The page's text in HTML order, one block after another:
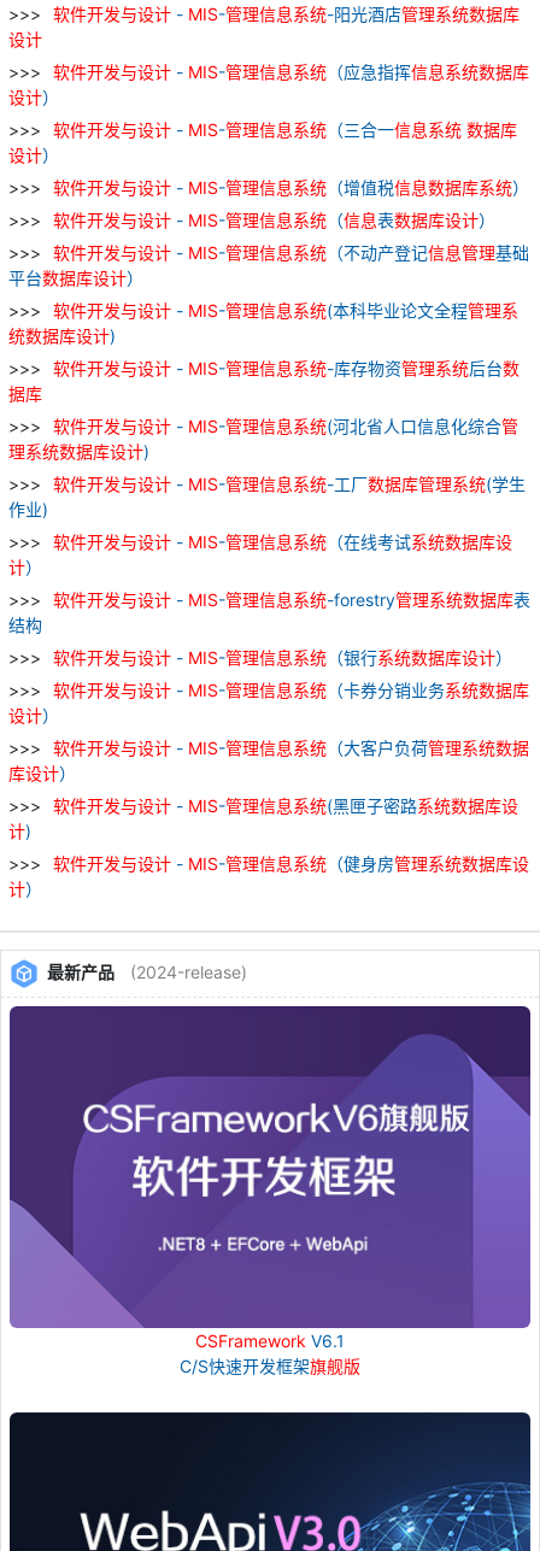
软件开发与设计 - MIS-管理信息系统-阳光酒店管理系统数据库
设计
软件开发与设计 - MIS-管理信息系统 （应急指挥信息系统数据库
设计）
软件开发与设计 - MIS-管理信息系统 （三合一信息系统 数据库
设计）
软件开发与设计 - MIS-管理信息系统 （增值税信息数据库系统）
软件开发与设计 - MIS-管理信息系统 （信息表数据库设计）
软件开发与设计 - MIS-管理信息系统 （不动产登记信息管理基础
平台数据库设计）
软件开发与设计 - MIS-管理信息系统(本科毕业论文全程管理系
统数据库设计)
软件开发与设计 - MIS-管理信息系统-库存物资管理系统后台数
据库
软件开发与设计 - MIS-管理信息系统(河北省人口信息化综合管
理系统数据库设计)
软件开发与设计 - MIS-管理信息系统-工厂数据库管理系统(学生
作业)
软件开发与设计 - MIS-管理信息系统 （在线考试系统数据库设
计）
软件开发与设计 - MIS-管理信息系统-forestry管理系统数据库表
结构
软件开发与设计 - MIS-管理信息系统 （银行系统数据库设计）
软件开发与设计 - MIS-管理信息系统 （卡券分销业务系统数据库
设计）
软件开发与设计 - MIS-管理信息系统 （大客户负荷管理系统数据
库设计）
软件开发与设计 - MIS-管理信息系统(黑匣子密路系统数据库设
计)
软件开发与设计 - MIS-管理信息系统 （健身房管理系统数据库设
计）
最新产品 (2024-release)
CSFramework V6.1
C/S快速开发框架旗舰版